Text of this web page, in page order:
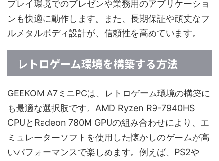
プレイ環境でのプレゼンや業務用のアプリケーショ
ンも快適に動作します。また、長期保証や頑丈なフ
ルメタルボディ設計が、信頼性を高めています。
レトロゲーム環境を構築する方法
GEEKOM A7ミニPCは、レトロゲーム環境の構築に
も最適な選択肢です。AMD Ryzen R9-7940HS
CPUとRadeon 780M GPUの組み合わせにより、エ
ミュレーターソフトを使用した懐かしのゲームが高
いパフォーマンスで楽しめます。例えば、PS2や